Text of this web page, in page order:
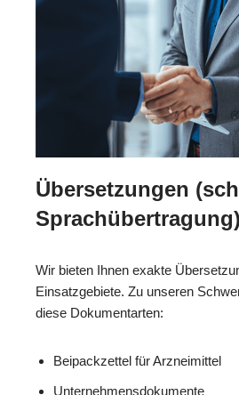
Übersetzungen
Sprachübertragung)
Wir bieten Ihnen exakte
Einsatzgebiete. Zu unseren
diese Dokumentarten:
Beipackzettel für Arzneimittel
Unternehmensdokumente